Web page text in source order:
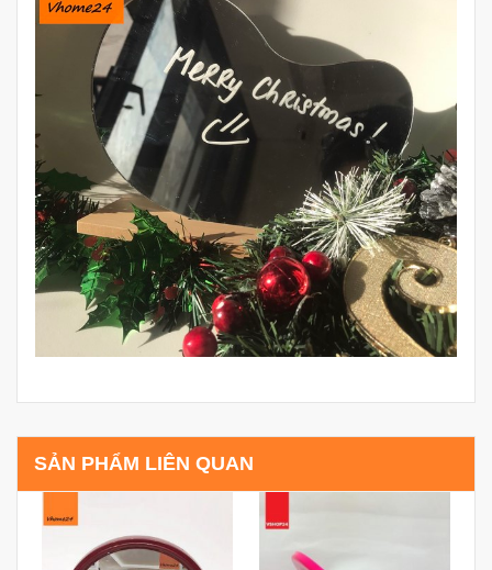
SẢN PHẨM LIÊN QUAN